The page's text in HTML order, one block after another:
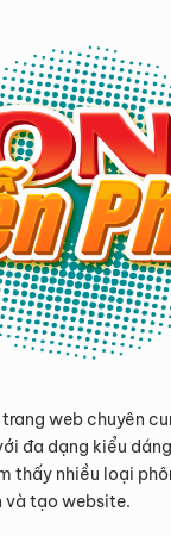
web chuyên
đa dạng kiểu
thấy nhiều loại
và tạo website.